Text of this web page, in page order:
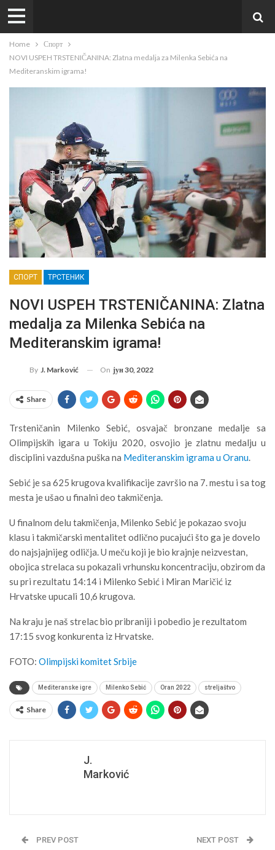
Home
Спорт
NOVI USPEH TRSTENIČANINA: Zlatna medalja za Milenka Sebića na
Mediteranskim igrama!
СПОРТ ТРСТЕНИК
NOVI USPEH TRSTENIČANINA: Zlatna
medalja za Milenka Sebića na
Mediteranskim igrama!
By J. Marković On јун 30, 2022
Share
Trsteničanin Milenko Sebić, osvajač bronzane medalje sa
Olimpijskih igara u Tokiju 2020, osvojio je zlatnu medalju u
disciplini vazdušna puška na Mediteranskim igrama u Oranu.
Sebić je sa 625 krugova kvalifikacije završio na 7. mestu i sa tog
mesta je ušao u finalni deo takmičenja.
U finalnom delu takmičenja, Milenko Sebić je pokazao svoju
klasu i takmičarski mentalitet odlično pucajući što ga je dovelo
do najsjajnijeg odličja. U meču koji je bio krajnje neizvestan,
obojica strelaca su pokazali vrhunsku koncentraciju, obzirom da
su pri rezultatu 14:14 i Milenko Sebić i Miran Maričić iz
Hrvatske upucali 10,6 krugova.
Na kraju je naš strelac bio pribraniji i pobedio je rezultatom
17:15 svog konkurenta iz Hrvatske.
FOTO: Olimpijski komitet Srbije
Mediteranske igre Milenko Sebić Oran 2022 streljaštvo
Share
J.
Marković
PREV POST NEXT POST